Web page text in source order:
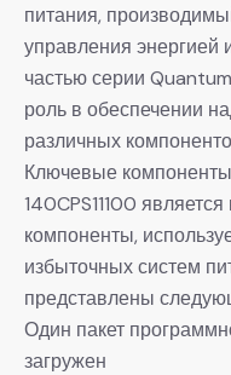
питания,
управления энергией
частью серии
роль в обеспечении
различных
Ключевые
140CPS11100
компоненты,
избыточных систем
представлены
Один пакет
загружен